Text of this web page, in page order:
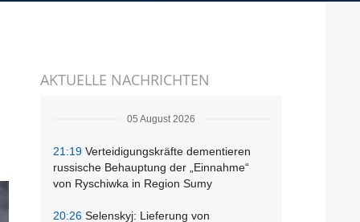
Abonnement
AKTUELLE NACHRICHTEN
05 August 2026
21:19 Verteidigungskräfte dementieren
russische Behauptung der „Einnahme“
von Ryschiwka in Region Sumy
20:26 Selenskyj: Lieferung von